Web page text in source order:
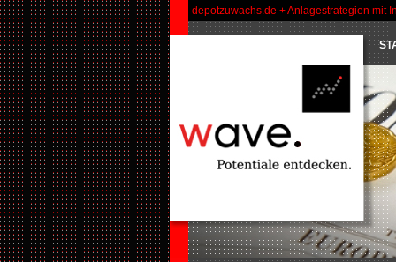
depotzuwachs.de + Anlagestrategien mit